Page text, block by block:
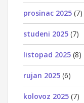
prosinac 2025 (7)
studeni 2025 (7)
listopad 2025 (8)
rujan 2025 (6)
kolovoz 2025 (7)